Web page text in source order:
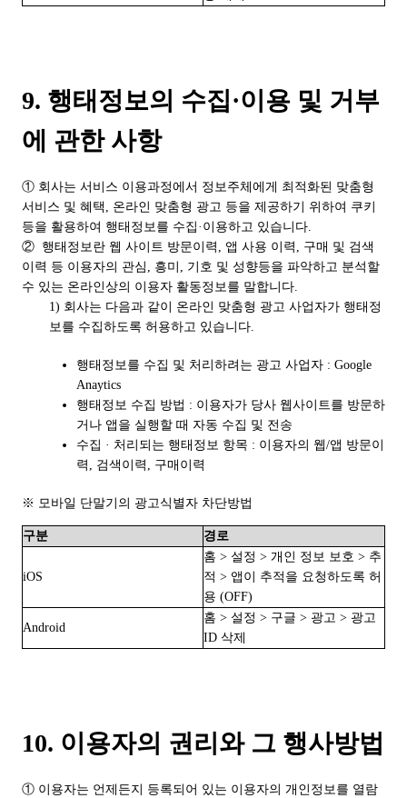
9. 행태정보의 수집·이용 및 거부
에 관한 사항
① 회사는 서비스 이용과정에서 정보주체에게 최적화된 맞춤형
서비스 및 혜택, 온라인 맞춤형 광고 등을 제공하기 위하여 쿠키
등을 활용하여 행태정보를 수집·이용하고 있습니다.
② 행태정보란 웹 사이트 방문이력, 앱 사용 이력, 구매 및 검색
이력 등 이용자의 관심, 흥미, 기호 및 성향등을 파악하고 분석할
수 있는 온라인상의 이용자 활동정보를 말합니다.
1) 회사는 다음과 같이 온라인 맞춤형 광고 사업자가 행태정
보를 수집하도록 허용하고 있습니다.
행태정보를 수집 및 처리하려는 광고 사업자 : Google
Anaytics
행태정보 수집 방법 : 이용자가 당사 웹사이트를 방문하
거나 앱을 실행할 때 자동 수집 및 전송
수집 · 처리되는 행태정보 항목 : 이용자의 웹/앱 방문이
력, 검색이력, 구매이력
※ 모바일 단말기의 광고식별자 차단방법
구분 경로
iOS
홈 > 설정 > 개인 정보 보호 > 추
적 > 앱이 추적을 요청하도록 허
용 (OFF)
Android
홈 > 설정 > 구글 > 광고 > 광고
ID 삭제
10. 이용자의 권리와 그 행사방법
① 이용자는 언제든지 등록되어 있는 이용자의 개인정보를 열람